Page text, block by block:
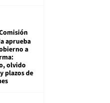
aprueba
a
olvido
plazos de